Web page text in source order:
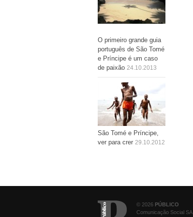
O primeiro grande guia
português de São Tomé
e Príncipe é um caso
de paixão 24.10.2013
São Tomé e Príncipe,
ver para crer 29.10.2012
© 2026 PÚBLICO
Comunicação Social SA